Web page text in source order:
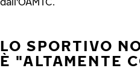
LO SPORTIVO
È "ALTAMENTE